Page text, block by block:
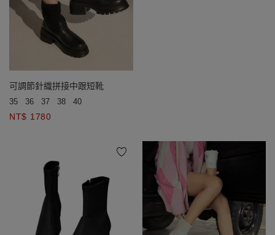
可調節針織拼接中跟短靴
35 36 37 38 40
NT$ 1780